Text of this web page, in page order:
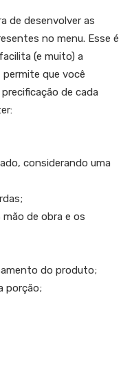
de desenvolver as
no menu. Esse é
(e muito) a
que você
de cada
considerando uma
de obra e os
do produto;
porção;